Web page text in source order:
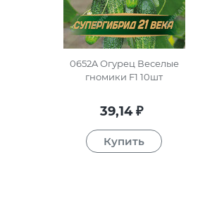
0652A Огурец Веселые
гномики F1 10шт
39,14 ₽